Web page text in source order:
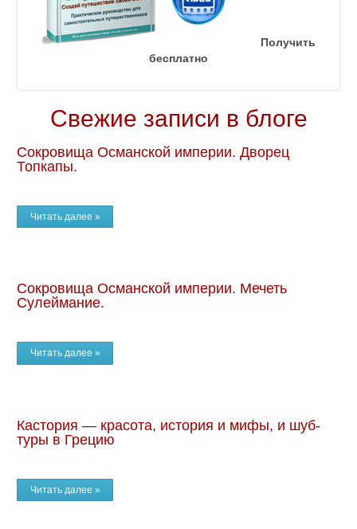
Получить
бесплатно
Свежие записи в блоге
Сокровища Османской империи. Дворец
Топкапы.
Читать далее »
Сокровища Османской империи. Мечеть
Сулеймание.
Читать далее »
Кастория — красота, история и мифы, и шуб-
туры в Грецию
Читать далее »